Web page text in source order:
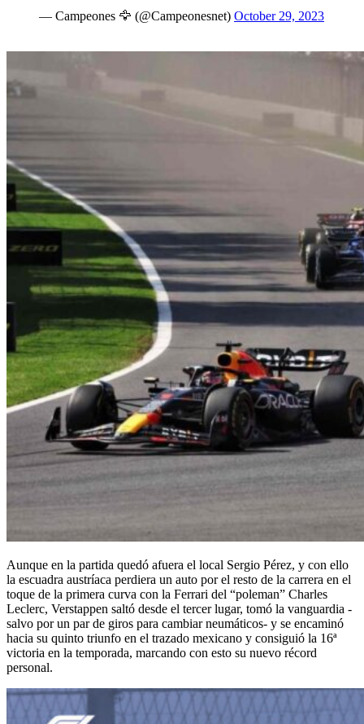
— Campeones 🦅 (@Campeonesnet) October 29, 2023
Aunque en la partida quedó afuera el local Sergio Pérez, y con ello
la escuadra austríaca perdiera un auto por el resto de la carrera en el
toque de la primera curva con la Ferrari del “poleman” Charles
Leclerc, Verstappen saltó desde el tercer lugar, tomó la vanguardia -
salvo por un par de giros para cambiar neumáticos- y se encaminó
hacia su quinto triunfo en el trazado mexicano y consiguió la 16ª
victoria en la temporada, marcando con esto su nuevo récord
personal.